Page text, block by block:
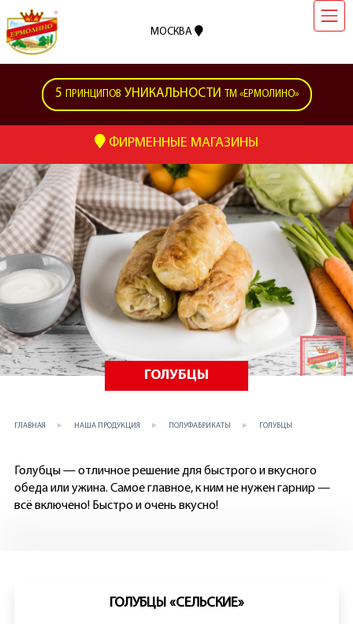
МОСКВА
5 ПРИНЦИПОВ УНИКАЛЬНОСТИ ТМ «ЕРМОЛИНО»
ФИРМЕННЫЕ МАГАЗИНЫ
ГОЛУБЦЫ
ГЛАВНАЯ НАША ПРОДУКЦИЯ ПОЛУФАБРИКАТЫ ГОЛУБЦЫ
Голубцы — отличное решение для быстрого и вкусного
обеда или ужина. Самое главное, к ним не нужен гарнир —
всё включено! Быстро и очень вкусно!
ГОЛУБЦЫ «СЕЛЬСКИЕ»